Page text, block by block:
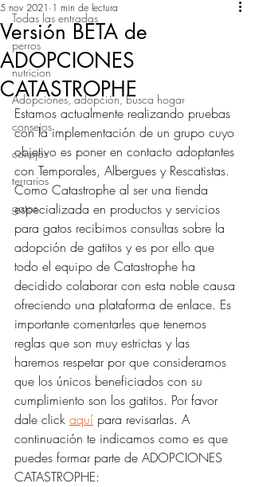
Todas las entradas
perros
nutricion
Adopciones, adopción, busca hogar
consejos
conejos
terrarios
gatos
Versión BETA de
ADOPCIONES
CATASTROPHE
5 nov 2021 1 min de lectura
Estamos actualmente realizando pruebas
con la implementación de un grupo cuyo
objetivo es poner en contacto adoptantes
con Temporales, Albergues y Rescatistas.
Como Catastrophe al ser una tienda
especializada en productos y servicios
para gatos recibimos consultas sobre la
adopción de gatitos y es por ello que
todo el equipo de Catastrophe ha
decidido colaborar con esta noble causa
ofreciendo una plataforma de enlace. Es
importante comentarles que tenemos
reglas que son muy estrictas y las
haremos respetar por que consideramos
que los únicos beneficiados con su
cumplimiento son los gatitos. Por favor
dale click aquí para revisarlas. A
continuación te indicamos como es que
puedes formar parte de ADOPCIONES
CATASTROPHE: